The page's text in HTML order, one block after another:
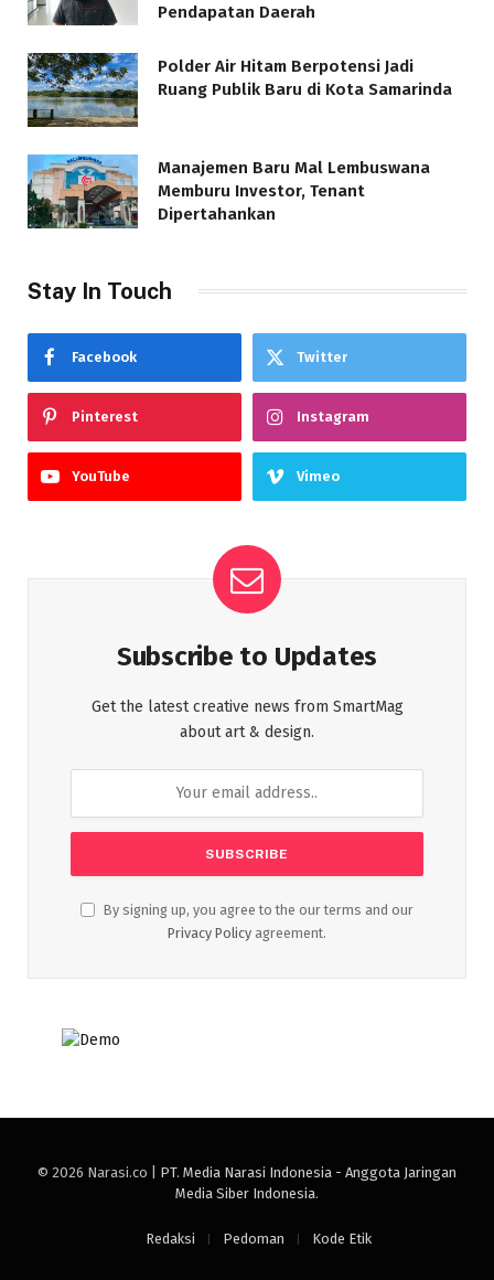
Pendapatan Daerah
Polder Air Hitam Berpotensi Jadi
Ruang Publik Baru di Kota Samarinda
Manajemen Baru Mal Lembuswana
Memburu Investor, Tenant
Dipertahankan
Stay In Touch
Facebook Twitter
Pinterest Instagram
YouTube Vimeo
Subscribe to Updates
Get the latest creative news from SmartMag
about art & design.
By signing up, you agree to the our terms and our
Privacy Policy agreement.
© 2026 Narasi.co | PT. Media Narasi Indonesia - Anggota Jaringan
Media Siber Indonesia.
Redaksi Pedoman Kode Etik